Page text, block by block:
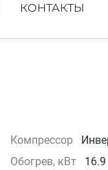
КОНТАКТЫ
Компрессор
Обогрев, кВт
16.9